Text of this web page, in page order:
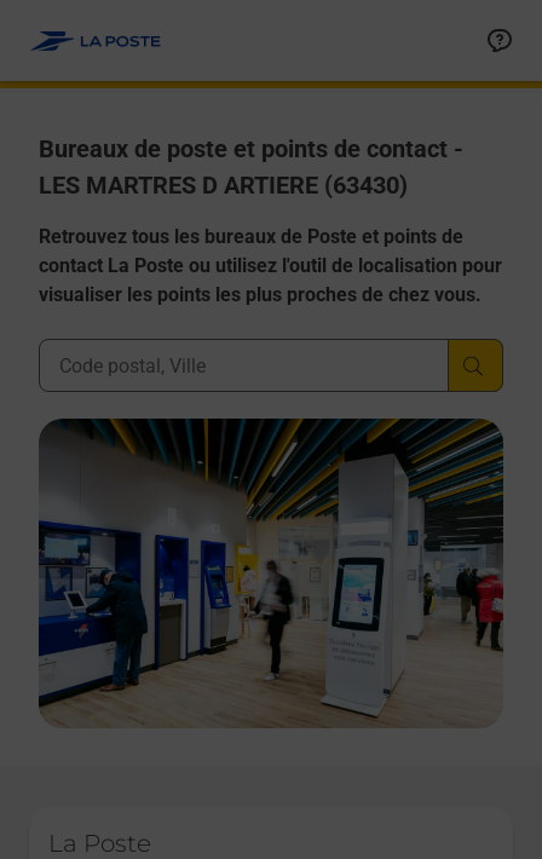
Bureaux de poste et points de contact -
LES MARTRES D ARTIERE (63430)
Retrouvez tous les bureaux de Poste et points de
contact La Poste ou utilisez l'outil de localisation pour
visualiser les points les plus proches de chez vous.
Ville, Département, Code Postal
La Poste